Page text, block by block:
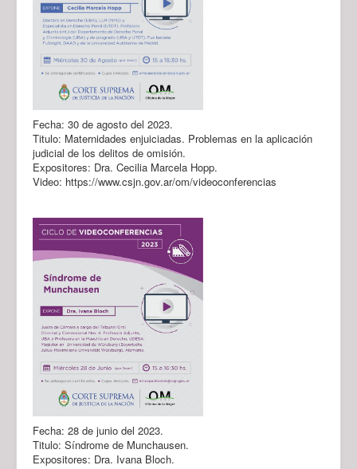
Fecha: 30 de agosto del 2023.
Titulo: Maternidades enjuiciadas. Problemas en la aplicación
judicial de los delitos de omisión.
Expositores: Dra. Cecilia Marcela Hopp.
Video: https://www.csjn.gov.ar/om/videoconferencias
Fecha: 28 de junio del 2023.
Titulo: Síndrome de Munchausen.
Expositores: Dra. Ivana Bloch.